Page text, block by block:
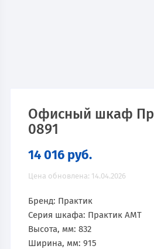
Офисный шкаф
0891
14 016 руб.
Цена обновлена: 14.04.2026
Бренд: Практик
Серия шкафа: Практик AMT
Высота, мм: 832
Ширина, мм: 915